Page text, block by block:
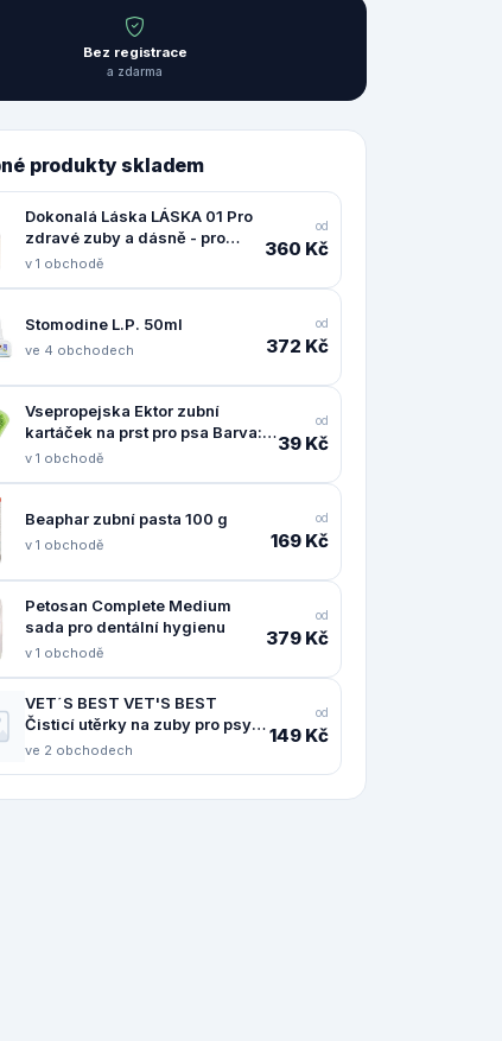
Bez registrace
a zdarma
produkty skladem
Dokonalá Láska LÁSKA 01 Pro
zdravé zuby a dásně - pro
pejsky
v 1 obchodě
od
360 Kč
Stomodine L.P. 50ml
ve 4 obchodech
od
372 Kč
Vsepropejska Ektor zubní
kartáček na prst pro psa Barva:
Zelená
v 1 obchodě
od
39 Kč
Beaphar zubní pasta 100 g
v 1 obchodě
od
169 Kč
Petosan Complete Medium
sada pro dentální hygienu
v 1 obchodě
od
379 Kč
VET´S BEST VET'S BEST
Čisticí utěrky na zuby pro psy
50ks
ve 2 obchodech
od
149 Kč